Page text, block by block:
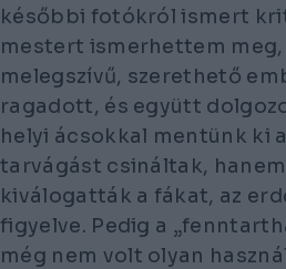
későbbi fotókról ismert
mestert ismerhettem
melegszívű, szerethető
ragadott, és együtt
helyi ácsokkal mentünk ki
tarvágást csináltak,
kiválogatták a fákat, az
figyelve. Pedig a
még nem volt olyan